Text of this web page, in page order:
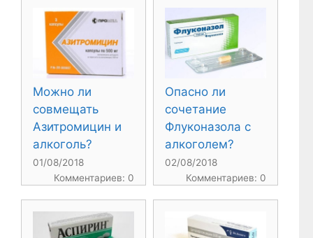
Можно ли
совмещать
Азитромицин и
алкоголь?
01/08/2018
Комментариев: 0
Опасно ли
сочетание
Флуконазола с
алкоголем?
02/08/2018
Комментариев: 0